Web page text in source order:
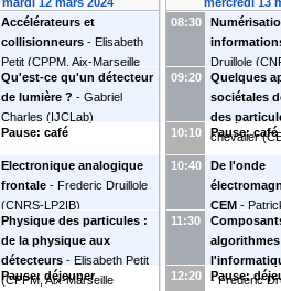
Accélérateurs et
collisionneurs - Elisabeth
Petit (CPPM, Aix-Marseille
Université, CNRS/IN2P3
(FR))
Qu'est-ce qu'un détecteur
de lumière ? - Gabriel
Charles (IJCLab)
Pause: café
Electronique analogique
frontale - Frederic Druillole
(CNRS-LP2IB)
Physique des particules :
de la physique aux
détecteurs - Elisabeth Petit
(CPPM, Aix-Marseille
Pause: déjeuner
08:30
Druillole (
09:20
Quelques
sociétales
des
chevalier (
10:10 Pause: café
10:40
De l'onde
CEM -
(CNRS/
11:30
- Frederic
12:20 Pause: